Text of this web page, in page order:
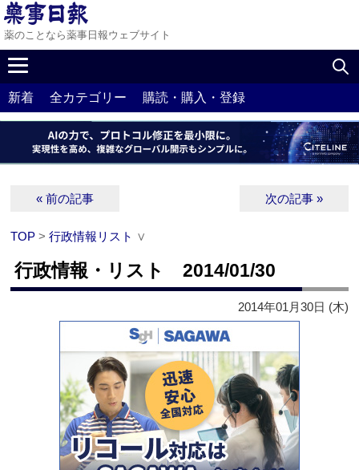
薬のことなら薬事日報ウェブサイト
新着 全カテゴリー 購読・購入・登録
« 前の記事 次の記事 »
TOP >行政情報リスト ∨
行政情報・リスト 2014/01/30
2014年01月30日 (木)